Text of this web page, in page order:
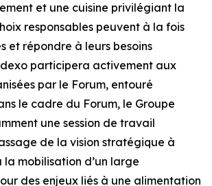
et une cuisine privilégiant la
responsables peuvent à la fois
et répondre à leurs besoins
participera activement aux
par le Forum, entouré
le cadre du Forum, le Groupe
une session de travail
de la vision stratégique à
la mobilisation d’un large
des enjeux liés à une alimentation